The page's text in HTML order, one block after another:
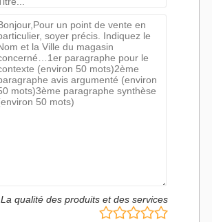
La qualité des produits et des services